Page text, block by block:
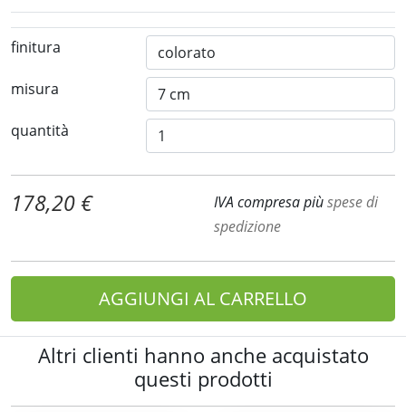
finitura
misura
quantità
178,20 € IVA compresa piùspese di
spedizione
AGGIUNGI AL CARRELLO
Altri clienti hanno anche acquistato
questi prodotti